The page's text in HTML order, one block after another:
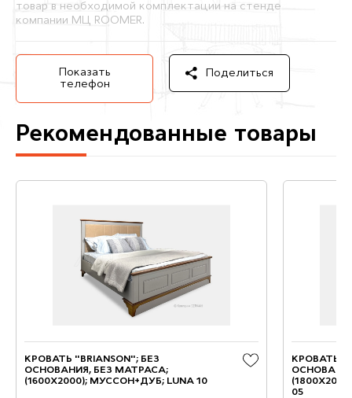
товар в необходимой комплектации на стенде
компании МЦ ROOMER.
Показать
телефон
Поделиться
Рекомендованные товары
КРОВАТЬ "BRIANSON"; БЕЗ
ОСНОВАНИЯ, БЕЗ МАТРАСА;
(1600X2000); МУССОН+ДУБ; LUNA 10
КРОВАТЬ
05